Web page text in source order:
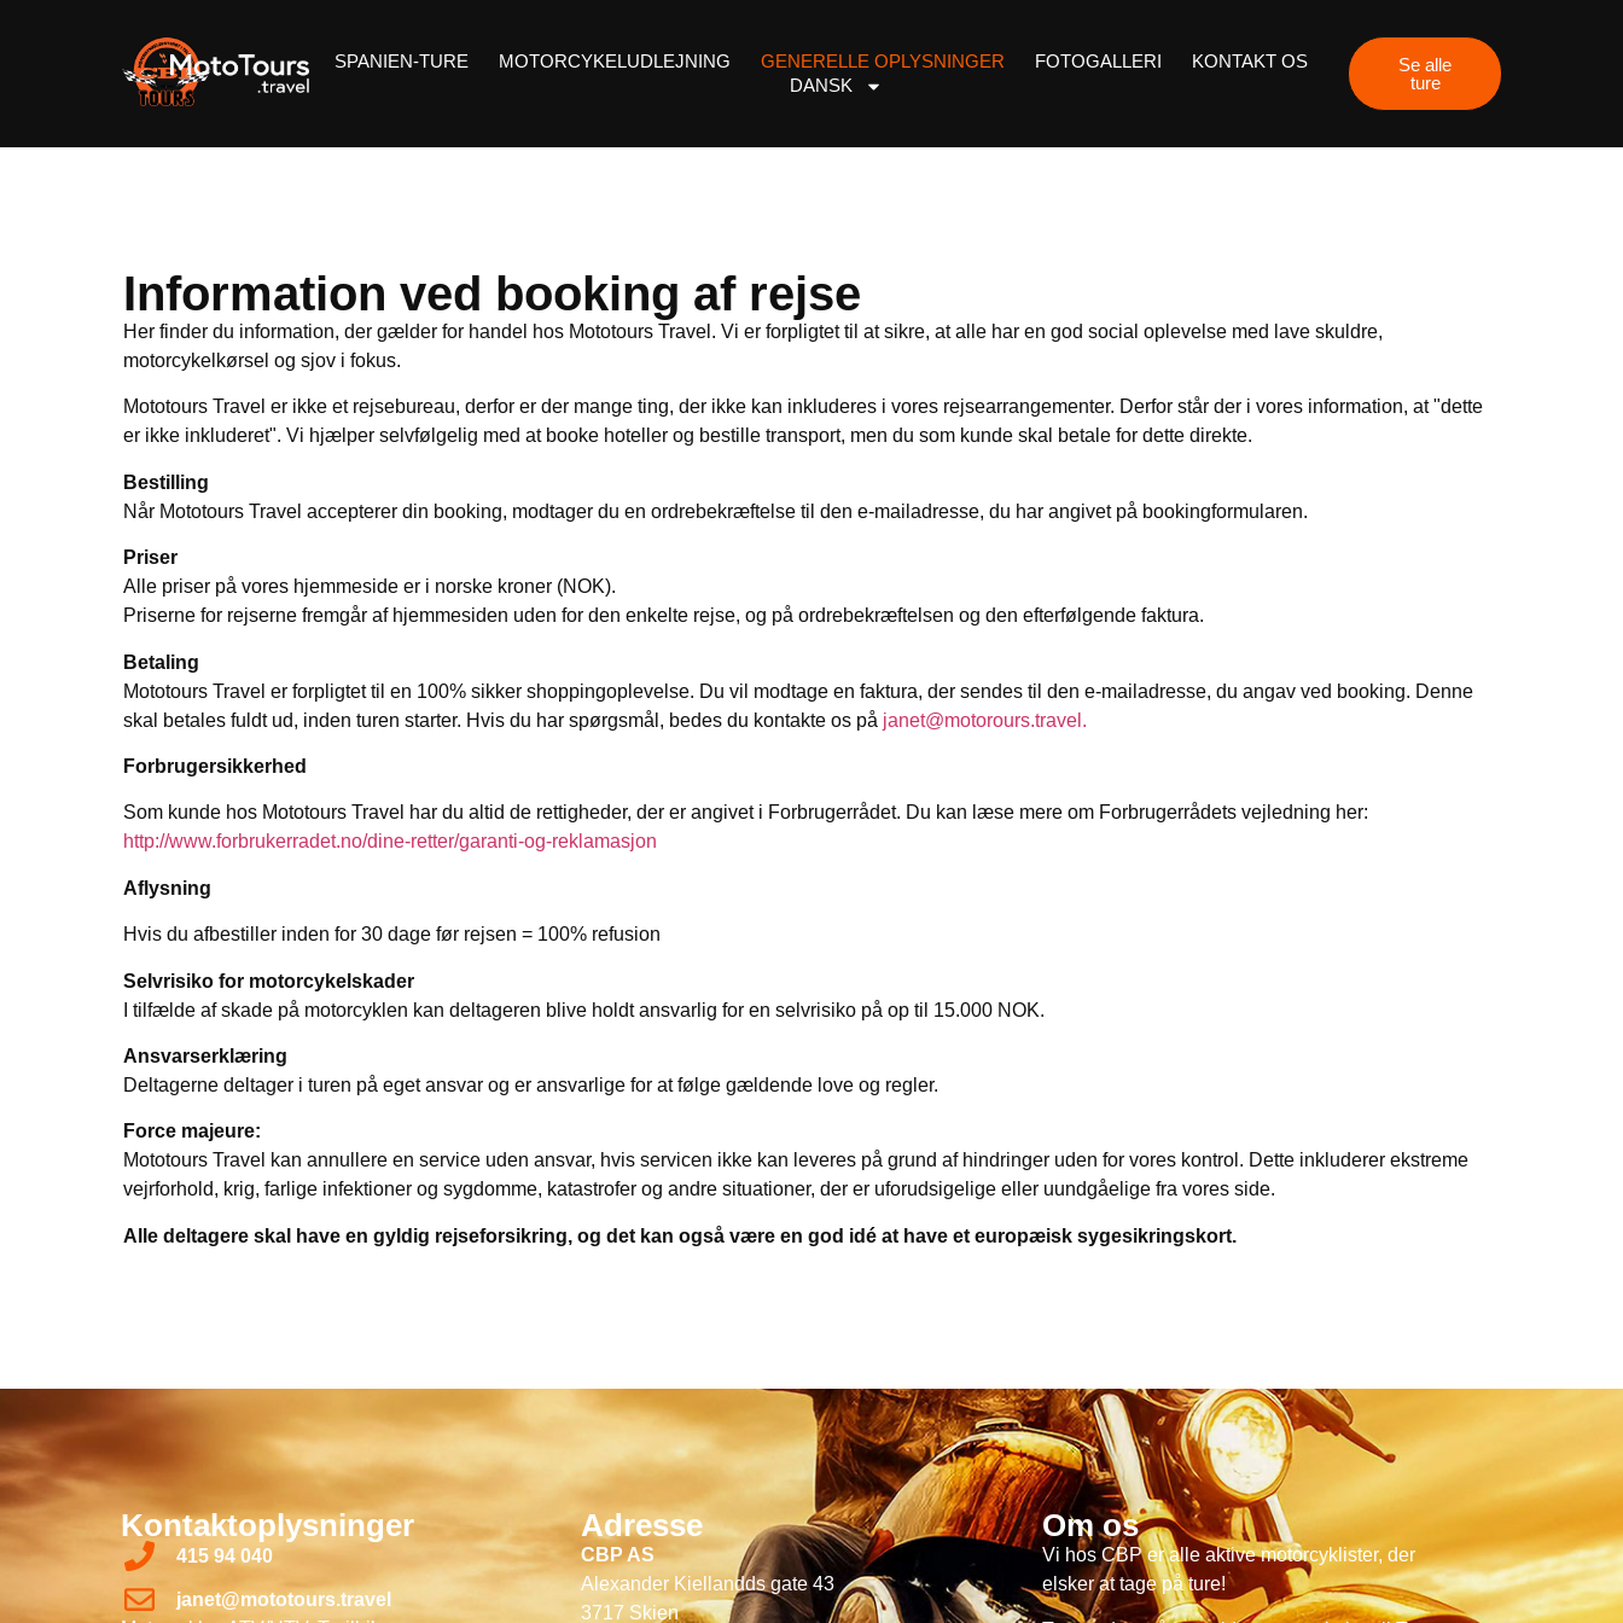
SPANIEN-TURE MOTORCYKELUDLEJNING GENERELLE OPLYSNINGER FOTOGALLERI
KONTAKT OS
DANSK
Se alle
ture
Information ved booking af rejse
Her finder du information, der gælder for handel hos Mototours Travel. Vi er forpligtet til at sikre, at alle har en god social oplevelse med lave skuldre,
motorcykelkørsel og sjov i fokus.
Mototours Travel er ikke et rejsebureau, derfor er der mange ting, der ikke kan inkluderes i vores rejsearrangementer. Derfor står der i vores information, at "dette
er ikke inkluderet". Vi hjælper selvfølgelig med at booke hoteller og bestille transport, men du som kunde skal betale for dette direkte.
Bestilling
Når Mototours Travel accepterer din booking, modtager du en ordrebekræftelse til den e-mailadresse, du har angivet på bookingformularen.
Priser
Alle priser på vores hjemmeside er i norske kroner (NOK).
Priserne for rejserne fremgår af hjemmesiden uden for den enkelte rejse, og på ordrebekræftelsen og den efterfølgende faktura.
Betaling
Mototours Travel er forpligtet til en 100% sikker shoppingoplevelse. Du vil modtage en faktura, der sendes til den e-mailadresse, du angav ved booking. Denne
skal betales fuldt ud, inden turen starter. Hvis du har spørgsmål, bedes du kontakte os på janet@motorours.travel.
Forbrugersikkerhed
Som kunde hos Mototours Travel har du altid de rettigheder, der er angivet i Forbrugerrådet. Du kan læse mere om Forbrugerrådets vejledning her:
http://www.forbrukerradet.no/dine-retter/garanti-og-reklamasjon
Aflysning
Hvis du afbestiller inden for 30 dage før rejsen = 100% refusion
Selvrisiko for motorcykelskader
I tilfælde af skade på motorcyklen kan deltageren blive holdt ansvarlig for en selvrisiko på op til 15.000 NOK.
Ansvarserklæring
Deltagerne deltager i turen på eget ansvar og er ansvarlige for at følge gældende love og regler.
Force majeure:
Mototours Travel kan annullere en service uden ansvar, hvis servicen ikke kan leveres på grund af hindringer uden for vores kontrol. Dette inkluderer ekstreme
vejrforhold, krig, farlige infektioner og sygdomme, katastrofer og andre situationer, der er uforudsigelige eller uundgåelige fra vores side.
Alle deltagere skal have en gyldig rejseforsikring, og det kan også være en god idé at have et europæisk sygesikringskort.
Kontaktoplysninger
415 94 040
janet@mototours.travel
Adresse
CBP AS
Alexander Kiellandds gate 43
3717 Skien
Om os
Vi hos CBP er alle aktive motorcyklister, der
elsker at tage på ture!